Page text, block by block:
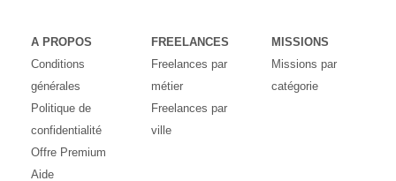
A PROPOS
Conditions
générales
Politique de
confidentialité
Offre Premium
Aide
FREELANCES
Freelances par
métier
Freelances par
ville
MISSIONS
Missions par
catégorie